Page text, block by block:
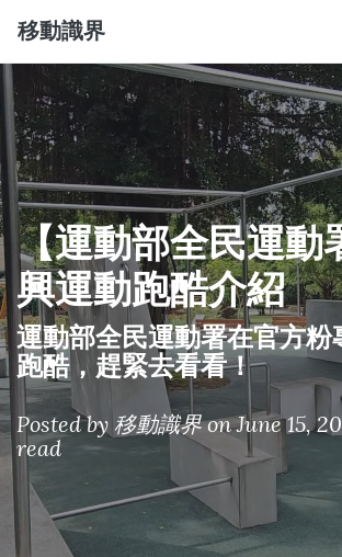
移動識界
【運動部全民運動
興運動跑酷介紹
運動部全民運動署在官方粉
跑酷，趕緊去看看！
Posted by 移動識界on June 15,
read